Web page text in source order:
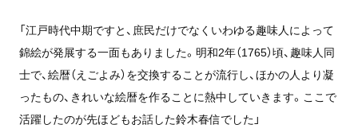
「江戸時代中期ですと、庶民だけでなくいわゆる趣味人によって
錦絵が発展する一面もありました。明和2年（1765）頃、趣味人同
士で、絵暦（えごよみ）を交換することが流行し、ほかの人より凝
ったもの、きれいな絵暦を作ることに熱中していきます。ここで
活躍したのが先ほどもお話した鈴木春信でした」